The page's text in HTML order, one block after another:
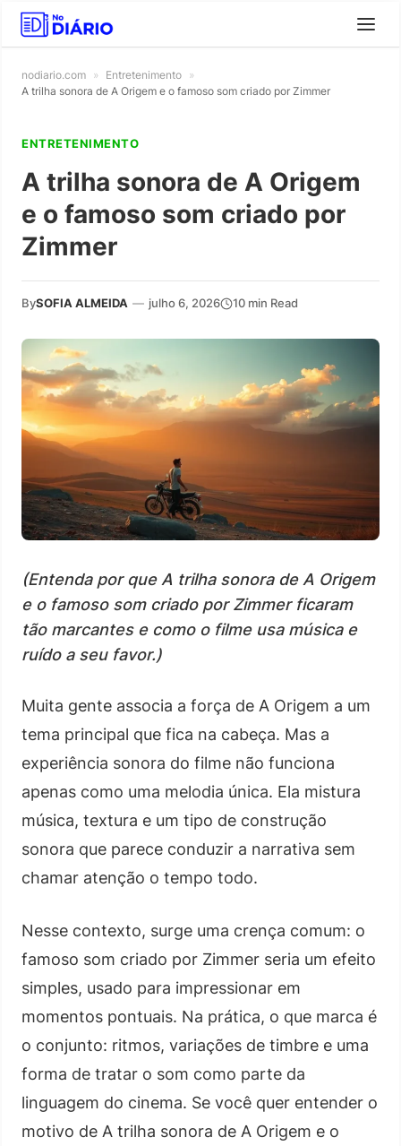
nodiario.com » Entretenimento »
A trilha sonora de A Origem e o famoso som criado por Zimmer
ENTRETENIMENTO
A trilha sonora de A Origem
e o famoso som criado por
Zimmer
BySOFIA ALMEIDA — julho 6, 2026 10 min Read
(Entenda por que A trilha sonora de A Origem
e o famoso som criado por Zimmer ficaram
tão marcantes e como o filme usa música e
ruído a seu favor.)
Muita gente associa a força de A Origem a um
tema principal que fica na cabeça. Mas a
experiência sonora do filme não funciona
apenas como uma melodia única. Ela mistura
música, textura e um tipo de construção
sonora que parece conduzir a narrativa sem
chamar atenção o tempo todo.
Nesse contexto, surge uma crença comum: o
famoso som criado por Zimmer seria um efeito
simples, usado para impressionar em
momentos pontuais. Na prática, o que marca é
o conjunto: ritmos, variações de timbre e uma
forma de tratar o som como parte da
linguagem do cinema. Se você quer entender o
motivo de A trilha sonora de A Origem e o